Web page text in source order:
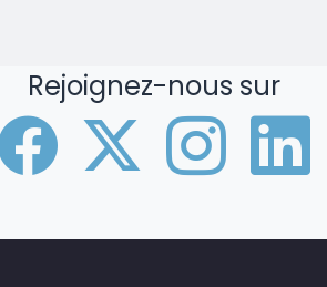
Rejoignez-nous sur